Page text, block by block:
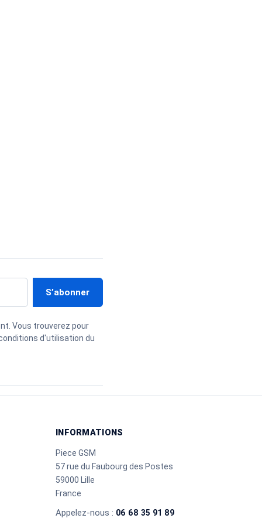
Vous trouverez pour
d'utilisation du
INFORMATIONS
Piece GSM
57 rue du Faubourg des Postes
59000 Lille
France
Appelez-nous : 06 68 35 91 89